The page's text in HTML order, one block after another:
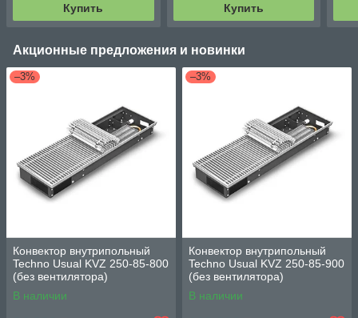
Купить Купить
Акционные предложения и новинки
–3%
Конвектор внутрипольный
Techno Usual KVZ 250-85-800
(без вентилятора)
В наличии
–3%
Конвектор внутрипольный
Techno Usual KVZ 250-85-900
(без вентилятора)
В наличии